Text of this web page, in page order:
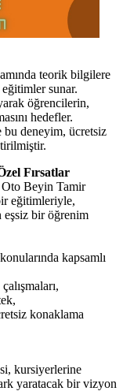
teorik bilgilere
sunar.
öğrencilerin,
hedefler.
deneyim, ücretsiz
Fırsatlar
Beyin Tamir
eğitimleriyle,
bir öğrenim
kapsamlı
konaklama
kursiyerlerine
yaratacak bir vizyon